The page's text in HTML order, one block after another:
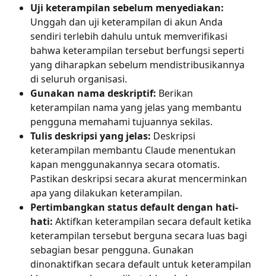
Uji keterampilan sebelum menyediakan:
Unggah dan uji keterampilan di akun Anda
sendiri terlebih dahulu untuk memverifikasi
bahwa keterampilan tersebut berfungsi seperti
yang diharapkan sebelum mendistribusikannya
di seluruh organisasi.
Gunakan nama deskriptif: Berikan
keterampilan nama yang jelas yang membantu
pengguna memahami tujuannya sekilas.
Tulis deskripsi yang jelas: Deskripsi
keterampilan membantu Claude menentukan
kapan menggunakannya secara otomatis.
Pastikan deskripsi secara akurat mencerminkan
apa yang dilakukan keterampilan.
Pertimbangkan status default dengan hati-
hati: Aktifkan keterampilan secara default ketika
keterampilan tersebut berguna secara luas bagi
sebagian besar pengguna. Gunakan
dinonaktifkan secara default untuk keterampilan